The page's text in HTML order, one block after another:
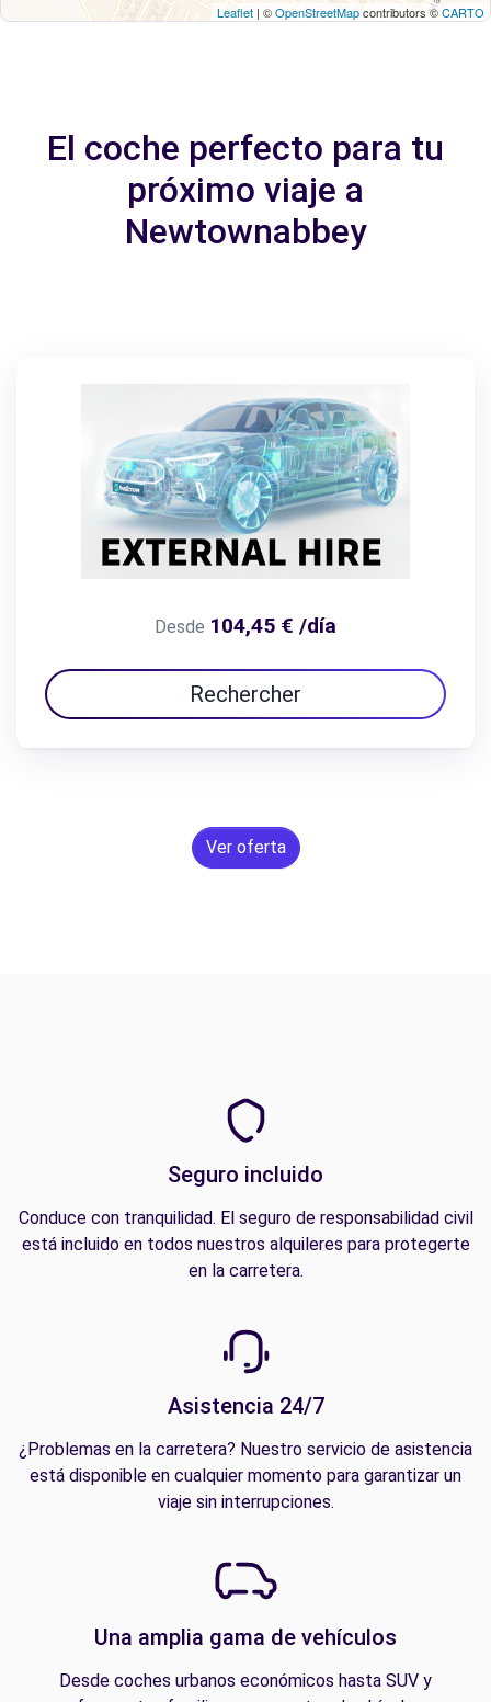
Leaflet | ©OpenStreetMapcontributors ©CARTO
El coche perfecto para tu
próximo viaje a
Newtownabbey
Desde 104,45 € /día
Rechercher
Ver oferta
Seguro incluido
Conduce con tranquilidad. El seguro de responsabilidad civil
está incluido en todos nuestros alquileres para protegerte
en la carretera.
Asistencia 24/7
¿Problemas en la carretera? Nuestro servicio de asistencia
está disponible en cualquier momento para garantizar un
viaje sin interrupciones.
Una amplia gama de vehículos
Desde coches urbanos económicos hasta SUV y